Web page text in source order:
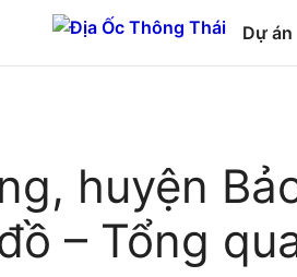
Dự án
huyện
– Tổng